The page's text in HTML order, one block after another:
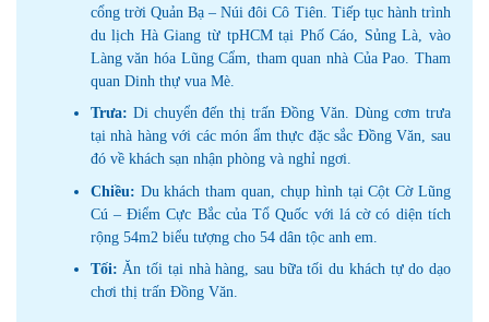
cổng trời Quản Bạ – Núi đôi Cô Tiên. Tiếp tục hành trình
du lịch Hà Giang từ tpHCM tại Phố Cáo, Sủng Là, vào
Làng văn hóa Lũng Cẩm, tham quan nhà Của Pao. Tham
quan Dinh thự vua Mè.
Trưa: Di chuyển đến thị trấn Đồng Văn. Dùng cơm trưa
tại nhà hàng với các món ẩm thực đặc sắc Đồng Văn, sau
đó về khách sạn nhận phòng và nghỉ ngơi.
Chiều: Du khách tham quan, chụp hình tại Cột Cờ Lũng
Cú – Điểm Cực Bắc của Tổ Quốc với lá cờ có diện tích
rộng 54m2 biểu tượng cho 54 dân tộc anh em.
Tối: Ăn tối tại nhà hàng, sau bữa tối du khách tự do dạo
chơi thị trấn Đồng Văn.